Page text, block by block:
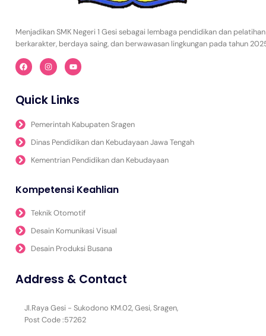
Menjadikan SMK Negeri 1 Gesi sebagai lembaga pendidikan dan
berkarakter, berdaya saing, dan berwawasan lingkungan pada tahun
Quick Links
Pemerintah Kabupaten Sragen
Dinas Pendidikan dan Kebudayaan Jawa Tengah
Kementrian Pendidikan dan Kebudayaan
Kompetensi Keahlian
Teknik Otomotif
Desain Komunikasi Visual
Desain Produksi Busana
Address & Contact
Jl.Raya Gesi - Sukodono KM.02, Gesi, Sragen,
Post Code :57262